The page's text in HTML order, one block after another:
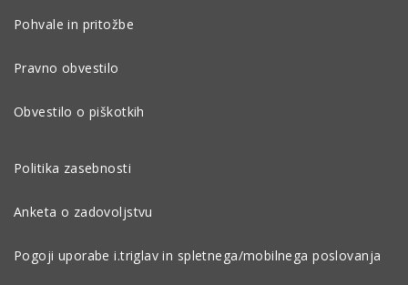
Pohvale in pritožbe
Pravno obvestilo
Obvestilo o piškotkih
Politika zasebnosti
Anketa o zadovoljstvu
Pogoji uporabe i.triglav in spletnega/mobilnega poslovanja